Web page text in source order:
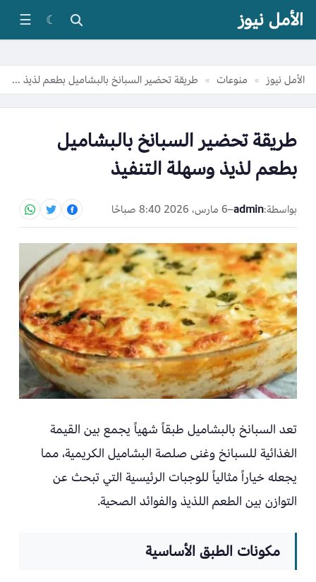
الأمل نيوز ☾
☰
الأمل نيوز » منوعات » طريقة تحضير السبانخ بالبشاميل بطعم لذيذ وسهلة التنفيذ
طريقة تحضير السبانخ بالبشاميل
بطعم لذيذ وسهلة التنفيذ
بواسطة:admin
–6 مارس، 2026 8:40 صباحًا
تعد السبانخ بالبشاميل طبقاً شهياً يجمع بين القيمة
الغذائية للسبانخ وغنى صلصة البشاميل الكريمية، مما
يجعله خياراً مثالياً للوجبات الرئيسية التي تبحث عن
التوازن بين الطعم اللذيذ والفوائد الصحية.
مكونات الطبق الأساسية